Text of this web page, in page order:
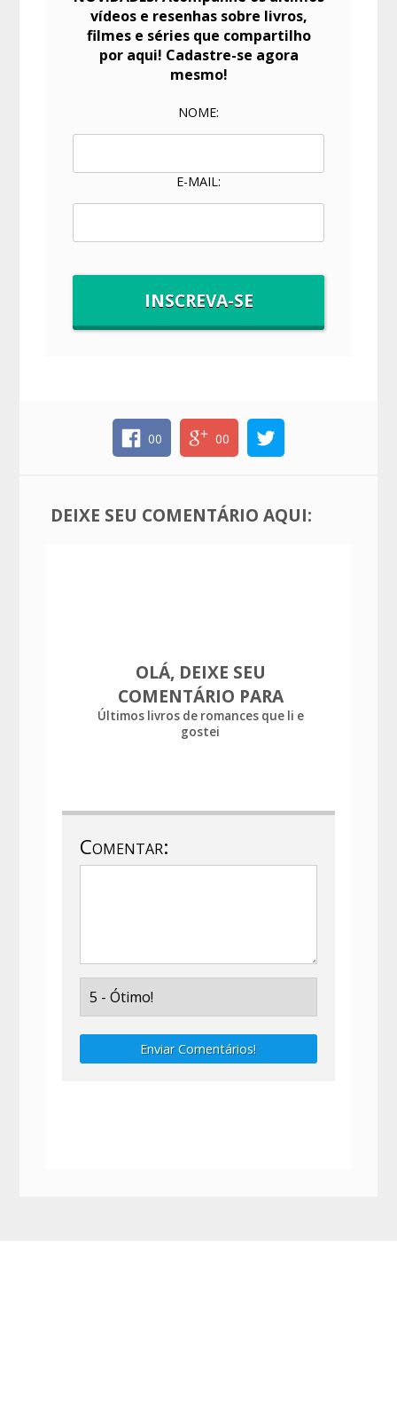
vídeos e resenhas sobre livros,
filmes e séries que compartilho
por aqui! Cadastre-se agora
mesmo!
NOME:
E-MAIL:
00 00
DEIXE SEU COMENTÁRIO AQUI:
OLÁ, DEIXE SEU
COMENTÁRIO PARA
Últimos livros de romances que li e
gostei
Comentar:
Enviar Comentários!